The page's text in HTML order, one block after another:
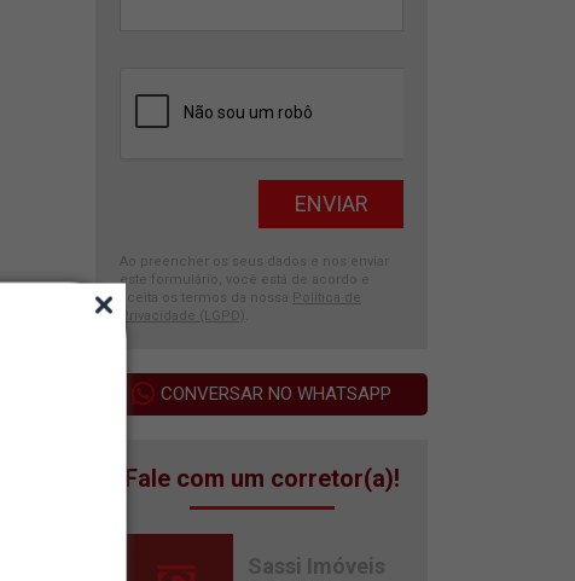
Ao preencher os seus dados e nos enviar
este formulário, você está de acordo e
aceita os termos da nossa
Política de
Privacidade (LGPD)
CONVERSAR NO WHATSAPP
Fale com um corretor(a)!
Sassi Imóveis